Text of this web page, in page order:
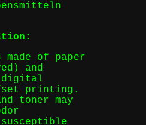
of paper
and
digital
printing.
toner may